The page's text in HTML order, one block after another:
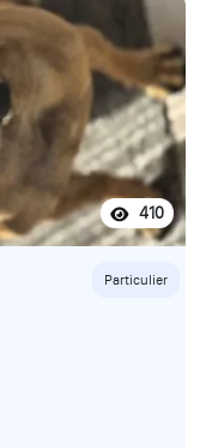
410
Particulier